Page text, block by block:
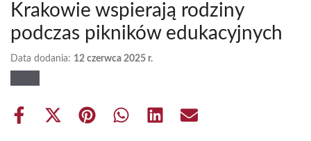
Krakowie wspierają rodziny
podczas pikników edukacyjnych
Data dodania: 12 czerwca 2025 r.
Share
Share Share Share Share Share